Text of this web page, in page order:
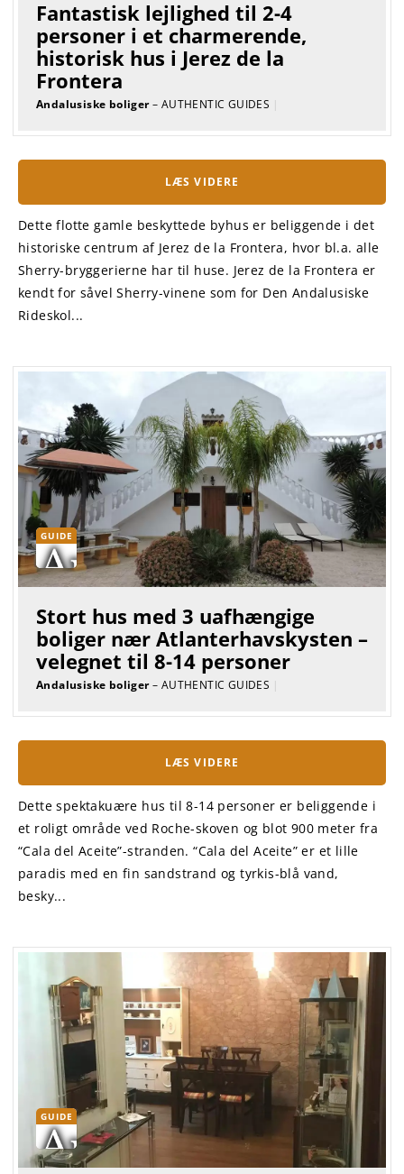
Fantastisk lejlighed til 2-4
personer i et charmerende,
historisk hus i Jerez de la
Frontera
Andalusiske boliger– AUTHENTIC GUIDES |
LÆS VIDERE
Dette flotte gamle beskyttede byhus er beliggende i det
historiske centrum af Jerez de la Frontera, hvor bl.a. alle
Sherry-bryggerierne har til huse. Jerez de la Frontera er
kendt for såvel Sherry-vinene som for Den Andalusiske
Rideskol...
GUIDE
Stort hus med 3 uafhængige
boliger nær Atlanterhavskysten –
velegnet til 8-14 personer
Andalusiske boliger– AUTHENTIC GUIDES |
LÆS VIDERE
Dette spektakuære hus til 8-14 personer er beliggende i
et roligt område ved Roche-skoven og blot 900 meter fra
“Cala del Aceite”-stranden. “Cala del Aceite” er et lille
paradis med en fin sandstrand og tyrkis-blå vand,
besky...
GUIDE